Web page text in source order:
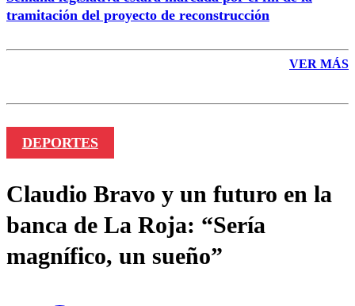
tramitación del proyecto de reconstrucción
VER MÁS
DEPORTES
Claudio Bravo y un futuro en la
banca de La Roja: “Sería
magnífico, un sueño”